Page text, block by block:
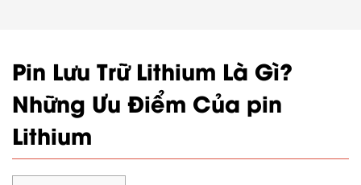
Pin Lưu Trữ Lithium Là Gì?
Những Ưu Điểm Của pin
Lithium